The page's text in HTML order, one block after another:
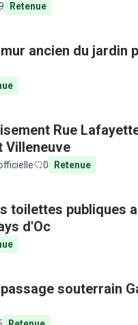
Retenue
ancien du jardin
Rue
Villeneuve
0 Retenue
toilettes publiques
d'Oc
souterrain